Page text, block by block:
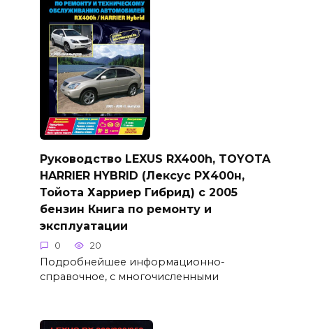
Руководство LEXUS RX400h, TOYOTA
HARRIER HYBRID (Лексус РХ400н,
Тойота Харриер Гибрид) с 2005
бензин Книга по ремонту и
эксплуатации
0 20
Подробнейшее информационно-
справочное, с многочисленными